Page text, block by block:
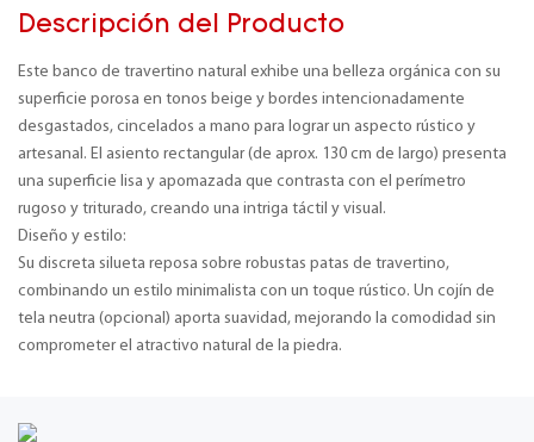
Descripción del Producto
Este banco de travertino natural exhibe una belleza orgánica con su
superficie porosa en tonos beige y bordes intencionadamente
desgastados, cincelados a mano para lograr un aspecto rústico y
artesanal. El asiento rectangular (de aprox. 130 cm de largo) presenta
una superficie lisa y apomazada que contrasta con el perímetro
rugoso y triturado, creando una intriga táctil y visual.
Diseño y estilo:
Su discreta silueta reposa sobre robustas patas de travertino,
combinando un estilo minimalista con un toque rústico. Un cojín de
tela neutra (opcional) aporta suavidad, mejorando la comodidad sin
comprometer el atractivo natural de la piedra.